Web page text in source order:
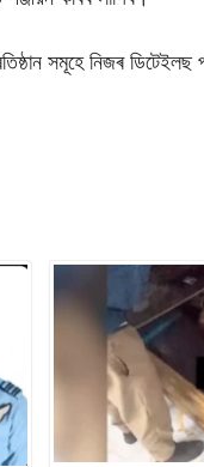
সমূহে নিজৰ